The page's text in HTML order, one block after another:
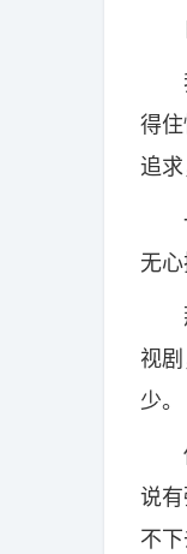
自
我
得
追
一
无心
那
视
少。
你
说
不下